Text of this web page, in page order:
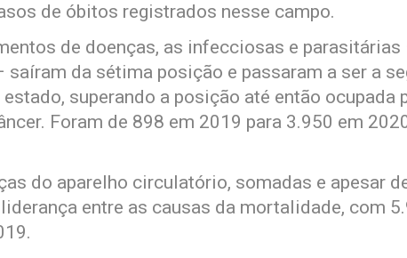
de óbitos registrados nesse campo.
de doenças, as infecciosas e parasitárias
da sétima posição e passaram a ser a
superando a posição até então ocupada
Foram de 898 em 2019 para 3.950 em
do aparelho circulatório, somadas e apesar
entre as causas da mortalidade, com